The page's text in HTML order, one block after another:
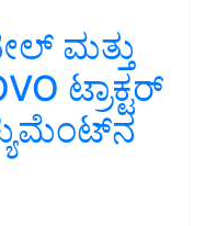
ಮತ್ತು
ಟ್ರಾಕ್ಟರ್